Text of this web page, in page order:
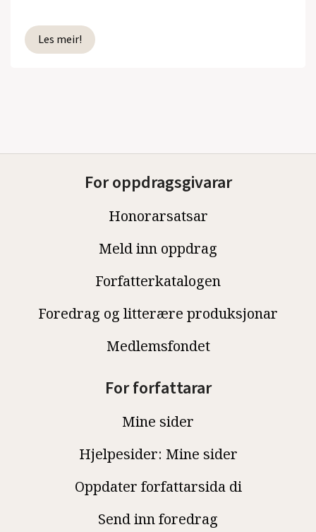
Les meir!
For oppdragsgivarar
Honorarsatsar
Meld inn oppdrag
Forfatterkatalogen
Foredrag og litterære produksjonar
Medlemsfondet
For forfattarar
Mine sider
Hjelpesider: Mine sider
Oppdater forfattarsida di
Send inn foredrag